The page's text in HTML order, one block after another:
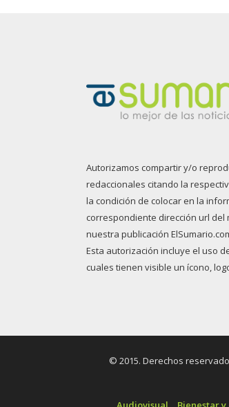
Autorizamos compartir y/o
redaccionales citando la
la condición de colocar en la
correspondiente dirección url del
nuestra publicación
Esta autorización incluye el uso
cuales tienen visible un ícono,
© 2015. Derechos